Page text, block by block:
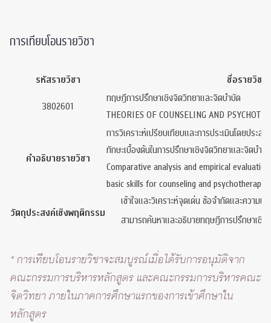
การเทียบโอนรายวิชา
รหัสรายวิชา
ชื่อรายวิชา
3802601
ทฤษฎีการปรึกษาเชิงจิตวิทยาและจิตบำบัด
THEORIES OF COUNSELING AND
คำอธิบายรายวิชา
การวิเคราะห์เปรียบเทียบและการประเมินโดยปร
ทักษะเบื้องต้นในการปรึกษาเชิงจิตวิทยาและจิตบำ
Comparative analysis and empirical
basic skills for counseling and
วัตถุประสงค์เชิงพฤติกรรม
เข้าใจและวิเคราะห์จุดเด่น ข้อจำกัดและควา
สามารถค้นหาและอธิบายทฤษฎีการปรึกษาเชิ
* การเทียบโอนรายวิชาจะสมบูรณ์เมื่อได้รับการอนุมัติจาก
คณะกรรมการบริหารหลักสูตร และคณะกรรมการบริหารคณะ
จิตวิทยา ภายในภาคการศึกษาแรกของการเข้าศึกษาใน
หลักสูตร